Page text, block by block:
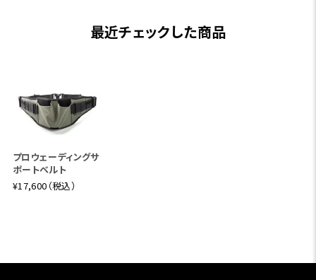
最近チェックした商品
プロウェーディングサ
ポートベルト
¥17,600（税込）